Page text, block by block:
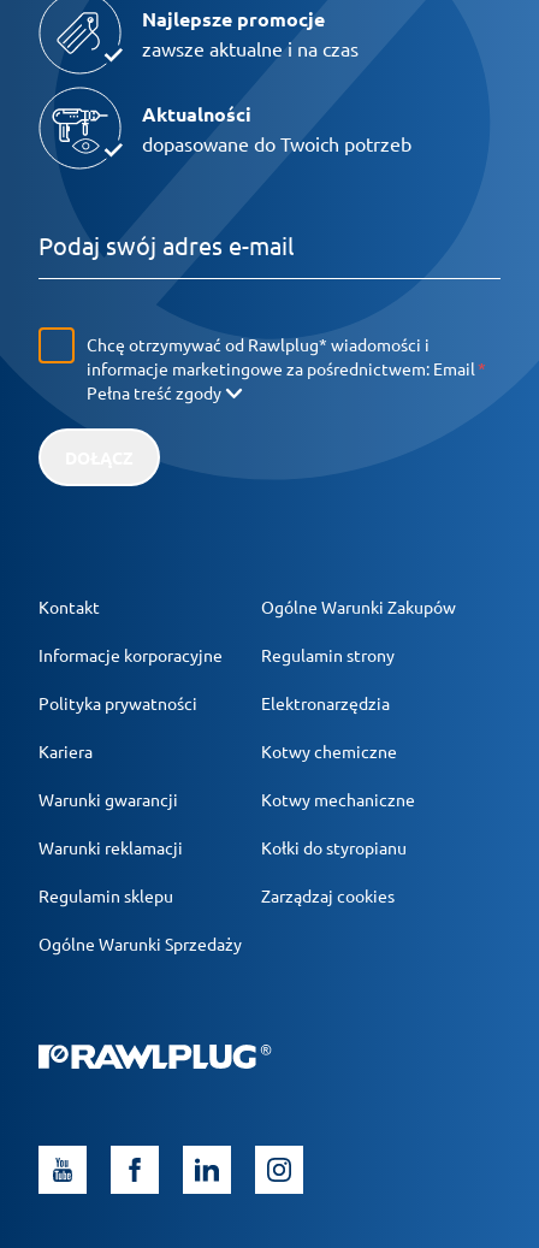
Najlepsze promocje
zawsze aktualne i na czas
Aktualności
dopasowane do Twoich potrzeb
Chcę otrzymywać od Rawlplug* wiadomości i
informacje marketingowe za pośrednictwem: Email
Pełna treść zgody
Kontakt
Informacje korporacyjne
Polityka prywatności
Kariera
Warunki gwarancji
Warunki reklamacji
Regulamin sklepu
Ogólne Warunki Sprzedaży
Ogólne Warunki Zakupów
Regulamin strony
Elektronarzędzia
Kotwy chemiczne
Kotwy mechaniczne
Kołki do styropianu
Zarządzaj cookies